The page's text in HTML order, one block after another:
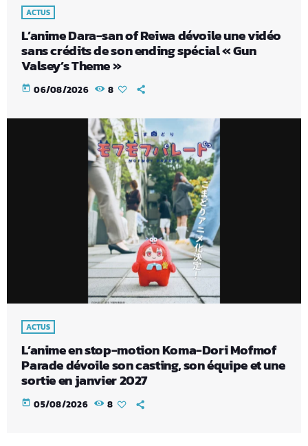
ACTUS
L’anime Dara-san of Reiwa dévoile une vidéo
sans crédits de son ending spécial « Gun
Valsey’s Theme »
today 06/08/2026 8
ACTUS
L’anime en stop-motion Koma-Dori Mofmof
Parade dévoile son casting, son équipe et une
sortie en janvier 2027
today 05/08/2026 8